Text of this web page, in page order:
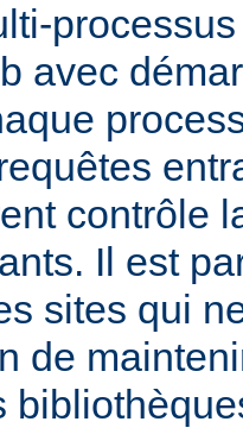
avec
contrôle
Il est
sites qui
de